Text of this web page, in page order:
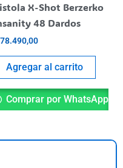
X-Shot Berzerko
48 Dardos
78.490,00
Agregar al carrito
Comprar por WhatsApp